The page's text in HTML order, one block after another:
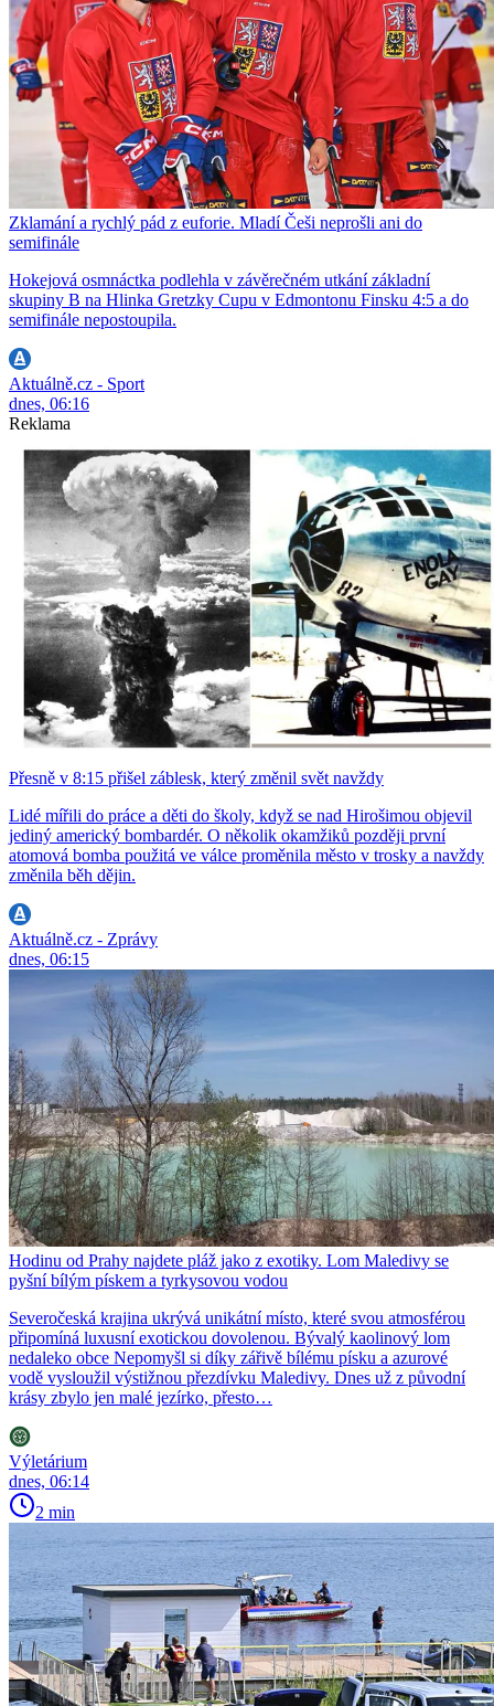
Zklamání a rychlý pád z euforie. Mladí Češi neprošli ani do
semifinále
Hokejová osmnáctka podlehla v závěrečném utkání základní
skupiny B na Hlinka Gretzky Cupu v Edmontonu Finsku 4:5 a do
semifinále nepostoupila.
Aktuálně.cz - Sport
dnes, 06:16
Reklama
Přesně v 8:15 přišel záblesk, který změnil svět navždy
Lidé mířili do práce a děti do školy, když se nad Hirošimou objevil
jediný americký bombardér. O několik okamžiků později první
atomová bomba použitá ve válce proměnila město v trosky a navždy
změnila běh dějin.
Aktuálně.cz - Zprávy
dnes, 06:15
Hodinu od Prahy najdete pláž jako z exotiky. Lom Maledivy se
pyšní bílým pískem a tyrkysovou vodou
Severočeská krajina ukrývá unikátní místo, které svou atmosférou
připomíná luxusní exotickou dovolenou. Bývalý kaolinový lom
nedaleko obce Nepomyšl si díky zářivě bílému písku a azurové
vodě vysloužil výstižnou přezdívku Maledivy. Dnes už z původní
krásy zbylo jen malé jezírko, přesto…
Výletárium
dnes, 06:14
2 min